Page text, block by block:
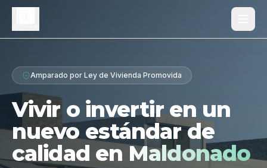
Proyecto
Diferenciales
Tipologías
Galería
Amparado por Ley de Vivienda Promovida
Vivir o invertir en un
nuevo estándar de
calidad en Maldonado